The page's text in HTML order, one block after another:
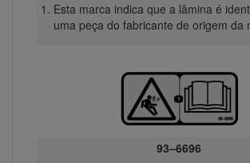
Esta marca indica que a lâmina é
uma peça do fabricante de origem da
93–6696